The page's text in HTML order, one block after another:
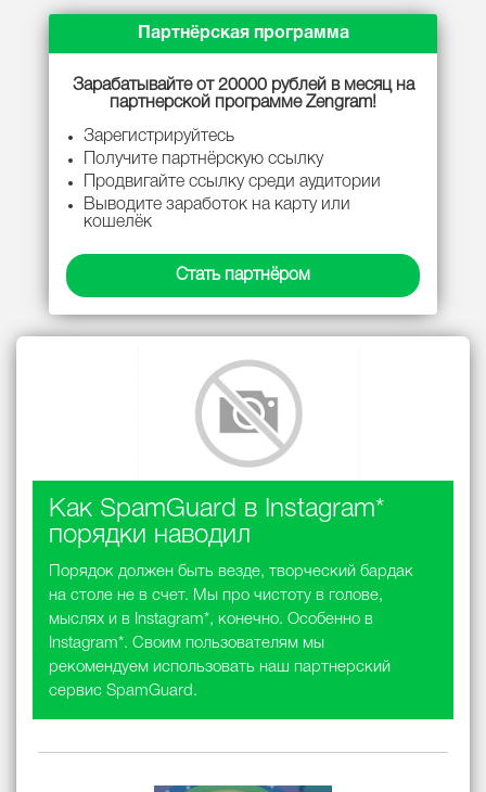
Партнёрская программа
Зарабатывайте от 20000 рублей в месяц на
партнерской программе Zengram!
Зарегистрируйтесь
Получите партнёрскую ссылку
Продвигайте ссылку среди аудитории
Выводите заработок на карту или
кошелёк
Стать партнёром
Как SpamGuard в Instagram*
порядки наводил
Порядок должен быть везде, творческий бардак
на столе не в счет. Мы про чистоту в голове,
мыслях и в Instagram*, конечно. Особенно в
Instagram*. Своим пользователям мы
рекомендуем использовать наш партнерский
сервис SpamGuard.